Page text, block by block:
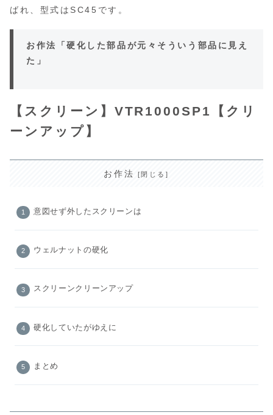
ばれ、型式はSC45です。
お作法「硬化した部品が元々そういう部品に見え
た」
【スクリーン】VTR1000SP1【クリ
ーンアップ】
お作法
意図せず外したスクリーンは
ウェルナットの硬化
スクリーンクリーンアップ
硬化していたがゆえに
まとめ